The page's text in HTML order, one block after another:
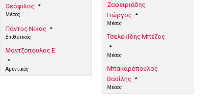
Θεόφιλος
Μέσος
Πάντος Νίκος
Επιθετικός
Μαντζόπουλος Ε.
Αμυντικός
Ζαφειριάδης
Γιώργος
Μέσος
Τσελεκίδης Μπέζος
Μέσος
Μπακαρόπουλος
Βασίλης
Μέσος